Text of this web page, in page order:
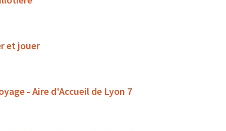
et jouer
- Aire d'Accueil de Lyon 7